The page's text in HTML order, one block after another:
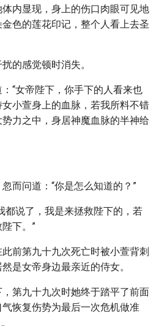
内显现，身上的伤口肉眼可见地
色的莲花印记，整个人看上去圣
的感觉顿时消失。
“女帝陛下，你手下的人看来也
小萱身上的血脉，若我所料不错
力之中，身居神魔血脉的半神给
而问道：“你是怎么知道的？”
都说了，我是来拯救陛下的，若
下。”
前第九十九次死亡时被小萱背刺
是女帝身边最亲近的侍女。
第九十九次时她终于踏平了前面
恢复伤势为最后一次危机做准